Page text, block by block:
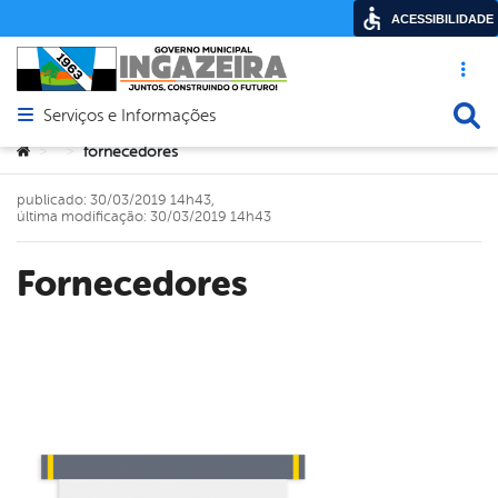
Acesso
Abrir menu principal de navegação
Serviços e Informações
Você está aqui:
> > fornecedores
fornecedores
publicado: 30/03/2019 14h43,
última modificação: 30/03/2019 14h43
ACESSIBILIDADE